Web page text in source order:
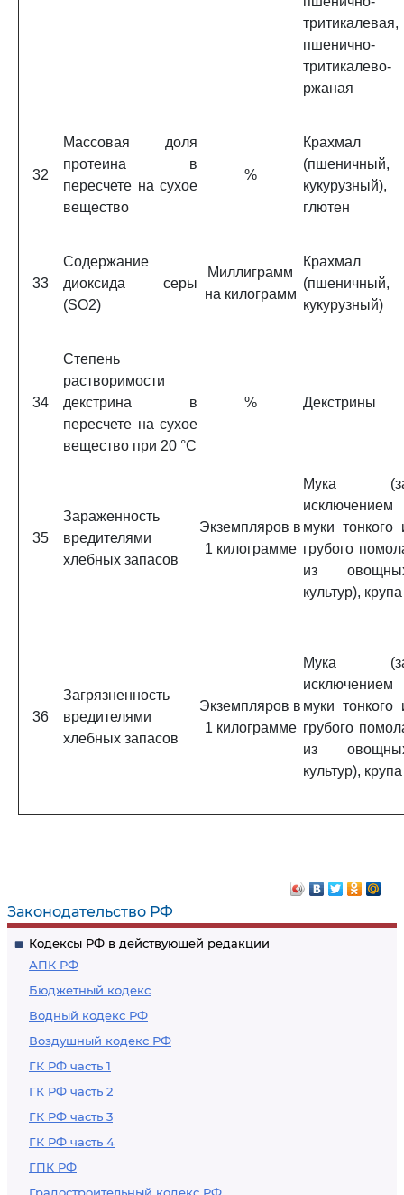
Законодательство РФ
Кодексы РФ в действующей редакции
АПК РФ
Бюджетный кодекс
Водный кодекс РФ
Воздушный кодекс РФ
ГК РФ часть 1
ГК РФ часть 2
ГК РФ часть 3
ГК РФ часть 4
ГПК РФ
тритикалевая,
пшенично-
тритикалево-
ржаная
32
Массовая доля
протеина в
пересчете на сухое
вещество
%
Крахмал
(пшеничный,
кукурузный),
глютен
33
Содержание
диоксида серы
(SO2)
Миллиграмм
на килограмм
Крахмал
(пшеничный,
кукурузный)
34
Степень
растворимости
декстрина в
пересчете на сухое
вещество при 20 °C
% Декстрины
35
Зараженность
вредителями
хлебных запасов
Экземпляров в
1 килограмме
Мука
исключением
муки тонкого
грубого
из
культур), крупа
36
Загрязненность
вредителями
хлебных запасов
Экземпляров в
1 килограмме
Мука
исключением
муки тонкого
грубого
из
культур), крупа